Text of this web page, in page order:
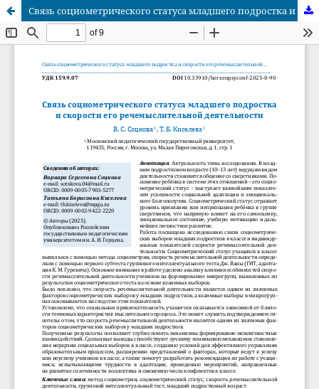
Связь социометрического статуса младшего подростка и скорости его речемыслительной деятельности